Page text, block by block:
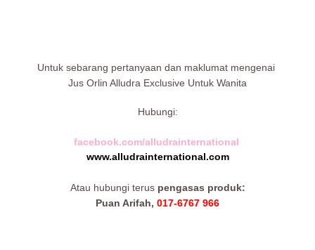
Untuk sebarang pertanyaan dan maklumat mengenai
Jus Orlin Alludra Exclusive Untuk Wanita
Hubungi:
facebook.com/alludrainternational
www.alludrainternational.com
Atau hubungi terus pengasas produk:
Puan Arifah, 017-6767 966